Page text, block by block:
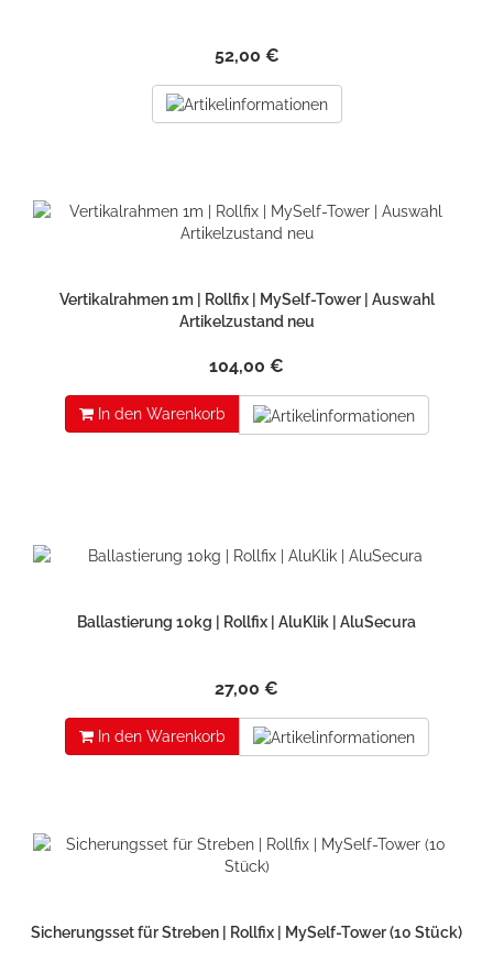
52,00 €
Vertikalrahmen 1m | Rollfix | MySelf-Tower | Auswahl
Artikelzustand neu
104,00 €
In den Warenkorb
Ballastierung 10kg | Rollfix | AluKlik | AluSecura
27,00 €
In den Warenkorb
Sicherungsset für Streben | Rollfix | MySelf-Tower (10 Stück)